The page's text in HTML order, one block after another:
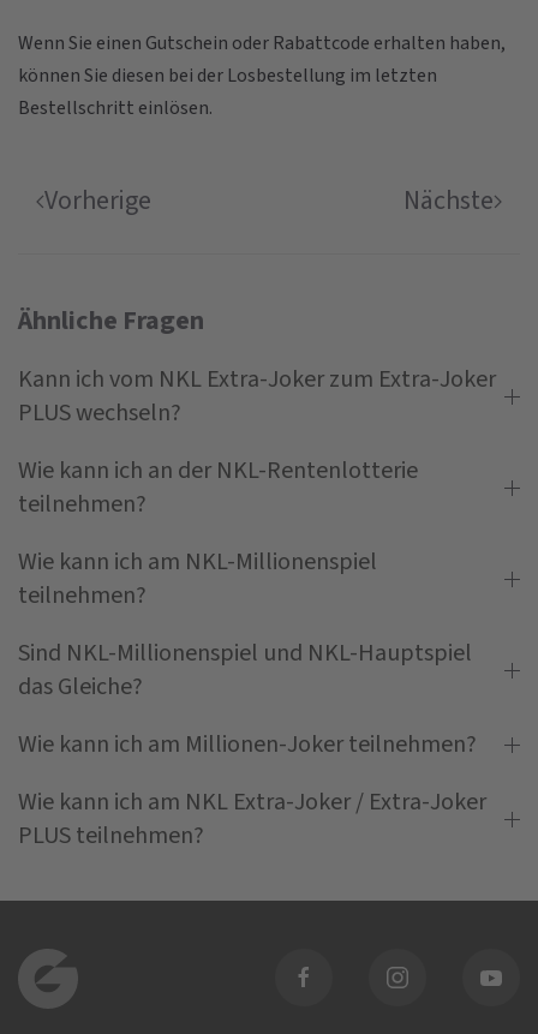
Wenn Sie einen Gutschein oder Rabattcode erhalten haben,
können Sie diesen bei der Losbestellung im letzten
Bestellschritt einlösen.
Vorherige Nächste
Ähnliche Fragen
Kann ich vom NKL Extra-Joker zum Extra-Joker
PLUS wechseln?
Wie kann ich an der NKL-Rentenlotterie
teilnehmen?
Wie kann ich am NKL-Millionenspiel
teilnehmen?
Sind NKL-Millionenspiel und NKL-Hauptspiel
das Gleiche?
Wie kann ich am Millionen-Joker teilnehmen?
Wie kann ich am NKL Extra-Joker / Extra-Joker
PLUS teilnehmen?